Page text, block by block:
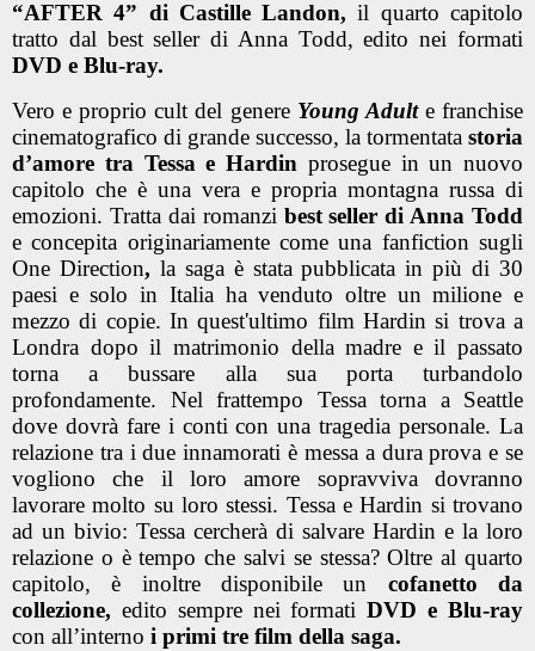
“AFTER 4” di Castille Landon, il quarto capitolo
tratto dal best seller di Anna Todd, edito nei formati
DVD e Blu-ray.
Vero e proprio cult del genere Young Adult e franchise
cinematografico di grande successo, la tormentata storia
d’amore tra Tessa e Hardin prosegue in un nuovo
capitolo che è una vera e propria montagna russa di
emozioni. Tratta dai romanzi best seller di Anna Todd
e concepita originariamente come una fanfiction sugli
One Direction, la saga è stata pubblicata in più di 30
paesi e solo in Italia ha venduto oltre un milione e
mezzo di copie. In quest'ultimo film Hardin si trova a
Londra dopo il matrimonio della madre e il passato
torna a bussare alla sua porta turbandolo
profondamente. Nel frattempo Tessa torna a Seattle
dove dovrà fare i conti con una tragedia personale. La
relazione tra i due innamorati è messa a dura prova e se
vogliono che il loro amore sopravviva dovranno
lavorare molto su loro stessi. Tessa e Hardin si trovano
ad un bivio: Tessa cercherà di salvare Hardin e la loro
relazione o è tempo che salvi se stessa? Oltre al quarto
capitolo, è inoltre disponibile un cofanetto da
collezione, edito sempre nei formatiDVD e Blu-ray
con all’interno i primi tre film della saga.